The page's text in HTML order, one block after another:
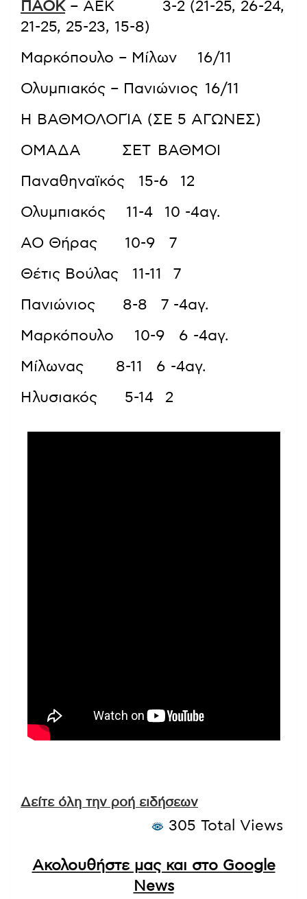
ΠΑΟΚ – AEK 3-2 (21-25, 26-24,
21-25, 25-23, 15-8)
Μαρκόπουλο – Μίλων 16/11
Ολυμπιακός – Πανιώνιος 16/11
Η ΒΑΘΜΟΛΟΓΊΑ (ΣΕ 5 ΑΓΩΝΕΣ)
ΟΜΑΔΑ ΣΕΤ ΒΑΘΜΟΙ
Παναθηναϊκός 15-6 12
Ολυμπιακός 11-4 10 -4αγ.
ΑΟ Θήρας 10-9 7
Θέτις Βούλας 11-11 7
Πανιώνιος 8-8 7 -4αγ.
Μαρκόπουλο 10-9 6 -4αγ.
Μίλωνας 8-11 6 -4αγ.
Ηλυσιακός 5-14 2
Δείτε όλη την ροή ειδήσεων
305 Total Views
Ακολουθήστε μας και στο Google
News